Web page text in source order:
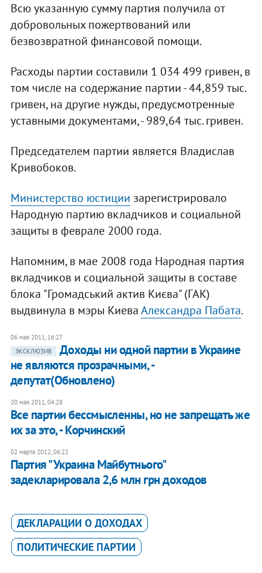
Всю указанную сумму партия получила от
добровольных пожертвований или
безвозвратной финансовой помощи.
Расходы партии составили 1 034 499 гривен, в
том числе на содержание партии - 44,859 тыс.
гривен, на другие нужды, предусмотренные
уставными документами, - 989,64 тыс. гривен.
Председателем партии является Владислав
Кривобоков.
Министерство юстиции зарегистрировало
Народную партию вкладчиков и социальной
защиты в феврале 2000 года.
Напомним, в мае 2008 года Народная партия
вкладчиков и социальной защиты в составе
блока "Громадський актив Києва" (ГАК)
выдвинула в мэры КиеваАлександра Пабата.
06 мая 2011, 16:27
ЭКСКЛЮЗИВ
Доходы ни одной партии в Украине
не являются прозрачными, -
депутат(Обновлено)
20 мая 2011, 04:28
Все партии бессмысленны, но не запрещать же
их за это, - Корчинский
02 марта 2012, 06:22
Партия "Украина Майбутнього"
задекларировала 2,6 млн грн доходов
ДЕКЛАРАЦИИ О ДОХОДАХ
ПОЛИТИЧЕСКИЕ ПАРТИИ